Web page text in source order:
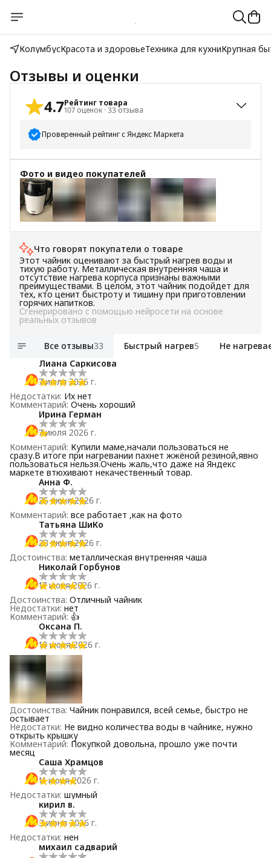
КолумбусКрасота и здоровьеТехника для кухниКрупная
Отзывы и оценки
4.7Рейтинг товара
107 оценок · 33 отзыва
Проверенный рейтинг с Яндекс Маркета
5 звёзд
92
4 звезды
3 звезды
2 звезды
1 звезда
Фото и видео покупателей
Что говорят покупатели о товаре
Этот чайник оценивают за быстрый нагрев воды и
тихую работу. Металлическая внутренняя чаша и
отсутствие нагрева корпуса признаны важными
преимуществами. В целом, этот чайник подойдет для
тех, кто ценит быстроту и тишину при приготовлении
горячих напитков.
Сгенерировано с помощью нейросети на основе
реальных отзывов
Все отзывы33 Быстрый нагрев5
Не
Лиана Саркисова
7 июля 2026 г.
Недостатки: Их нет
Комментарий: Очень хороший
Ирина Герман
7 июля 2026 г.
Комментарий: Купили маме,начали пользоваться не
сразу.В итоге при нагревании пахнет жжёной резиной,явно
пользоваться нельзя.Очень жаль,что даже на Яндекс
маркете втюхивают некачественный товар.
Анна Ф.
25 июня 2026 г.
Комментарий: все работает ,как на фото
Татьяна ШиКо
23 июня 2026 г.
Достоинства: металлическая внутренняя чаша
Николай Горбунов
17 июня 2026 г.
Достоинства: Отличный чайник
Недостатки: нет
Комментарий: 👍
Оксана П.
13 июня 2026 г.
Достоинства: Чайник понравился, всей семье, быстро не
остывает
Недостатки: Не видно количества воды в чайнике, нужно
открыть крышку
Комментарий: Покупкой довольна, прошло уже почти
месяц
Саша Храмцов
11 июня 2026 г.
Недостатки: шумный
кирил в.
3 июня 2026 г.
Недостатки: нен
михаил садварий